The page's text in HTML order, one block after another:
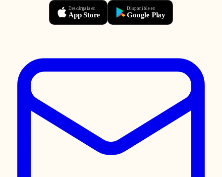
Descárgala en
App Store
Disponible en
Google Play